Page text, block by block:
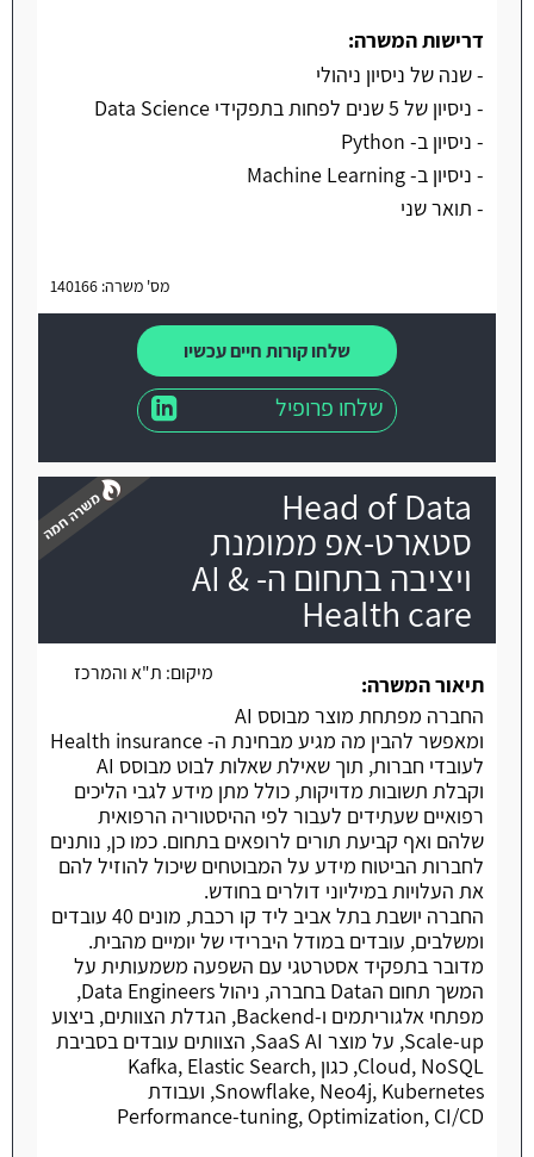
דרישות המשרה:
- שנה של ניסיון ניהולי
- ניסיון של 5 שנים לפחות בתפקידי Data Science
- ניסיון ב- Python
- ניסיון ב- Machine Learning
- תואר שני
מס' משרה: 140166
שלחו קורות חיים עכשיו
שלחו פרופיל
Head of Data
סטארט-אפ ממומנת
ויציבה בתחום ה- AI &
Health care
מיקום: ת"א והמרכז
תיאור המשרה:
החברה מפתחת מוצר מבוסס AI
ומאפשר להבין מה מגיע מבחינת ה- Health insurance
לעובדי חברות, תוך שאילת שאלות לבוט מבוסס AI
וקבלת תשובות מדויקות, כולל מתן מידע לגבי הליכים
רפואיים שעתידים לעבור לפי ההיסטוריה הרפואית
שלהם ואף קביעת תורים לרופאים בתחום. כמו כן, נותנים
לחברות הביטוח מידע על המבוטחים שיכול להוזיל להם
את העלויות במיליוני דולרים בחודש.
החברה יושבת בתל אביב ליד קו רכבת, מונים 40 עובדים
ומשלבים, עובדים במודל היברידי של יומיים מהבית.
מדובר בתפקיד אסטרטגי עם השפעה משמעותית על
המשך תחום הData בחברה, ניהול Data Engineers,
מפתחי אלגוריתמים ו-Backend, הגדלת הצוותים, ביצוע
Scale-up, על מוצר SaaS AI, הצוותים עובדים בסביבת
Cloud, NoSQL, כגון Kafka, Elastic Search,
Snowflake, Neo4j, Kubernetes, ועבודת
Performance-tuning, Optimization, CI/CD